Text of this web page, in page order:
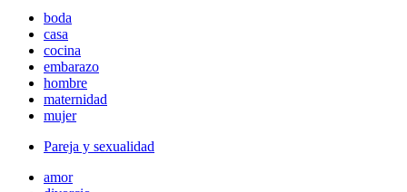
boda
casa
cocina
embarazo
hombre
maternidad
mujer
Pareja y sexualidad
amor